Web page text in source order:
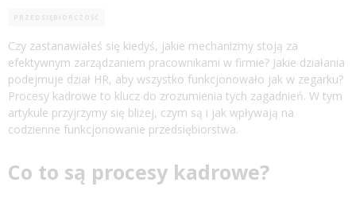
PRZEDSIĘBIORCZOŚĆ
Czy zastanawiałeś się kiedyś, jakie mechanizmy stoją za
efektywnym zarządzaniem pracownikami w firmie? Jakie działania
podejmuje dział HR, aby wszystko funkcjonowało jak w zegarku?
Procesy kadrowe to klucz do zrozumienia tych zagadnień. W tym
artykule przyjrzymy się bliżej, czym są i jak wpływają na
codzienne funkcjonowanie przedsiębiorstwa.
Co to są procesy kadrowe?